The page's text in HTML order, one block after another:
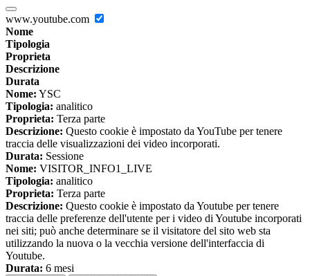
www.youtube.com
Nome
Tipologia
Proprieta
Descrizione
Durata
Nome: YSC
Tipologia: analitico
Proprieta: Terza parte
Descrizione: Questo cookie è impostato da YouTube per tenere
traccia delle visualizzazioni dei video incorporati.
Durata: Sessione
Nome: VISITOR_INFO1_LIVE
Tipologia: analitico
Proprieta: Terza parte
Descrizione: Questo cookie è impostato da Youtube per tenere
traccia delle preferenze dell'utente per i video di Youtube incorporati
nei siti; può anche determinare se il visitatore del sito web sta
utilizzando la nuova o la vecchia versione dell'interfaccia di
Youtube.
Durata: 6 mesi